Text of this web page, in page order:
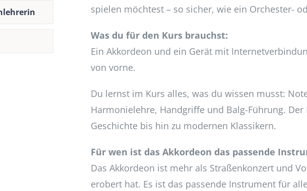
spielen möchtest – so sicher, wie ein Orchester-
Was du für den Kurs brauchst:
Ein Akkordeon und ein Gerät mit
von vorne.
Du lernst im Kurs alles, was du wissen musst:
Harmonielehre, Handgriffe und Balg-Führung.
Geschichte bis hin zu modernen Klassikern.
Für wen ist das Akkordeon das passende
Das Akkordeon ist mehr als Straßenkonzert und
erobert hat. Es ist das passende Instrument für